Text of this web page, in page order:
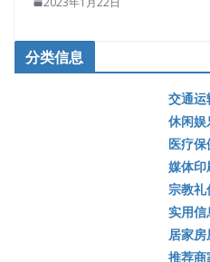
分类信息
交通运
休闲娱
医疗保
媒体印
宗教礼
实用信
居家房
推荐商